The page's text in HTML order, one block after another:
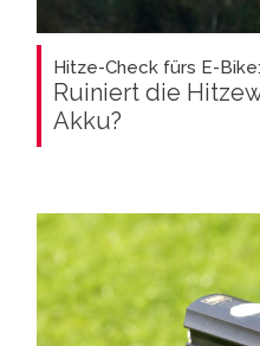
Hitze-Check fürs E-Bike:
Ruiniert die
Akku?